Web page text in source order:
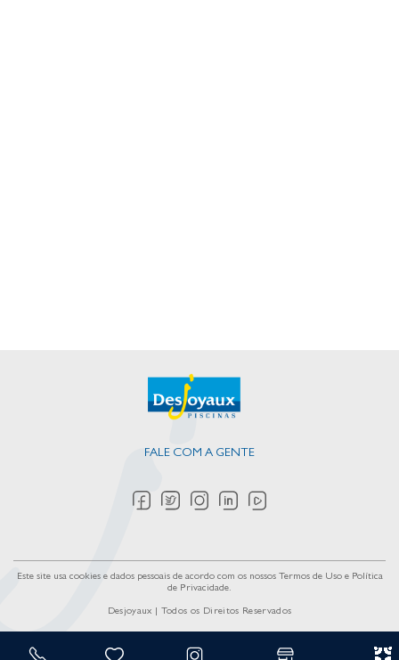
FALE COM A GENTE
Este site usa cookies e dados pessoais de acordo com os nossos Termos de Uso e Política
de Privacidade.
Desjoyaux | Todos os Direitos Reservados